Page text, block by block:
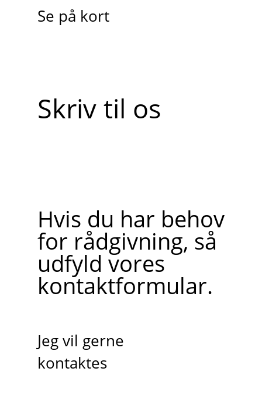
Se på kort
Skriv til os
Hvis du har behov
for rådgivning, så
udfyld vores
kontaktformular.
Jeg vil gerne
kontaktes